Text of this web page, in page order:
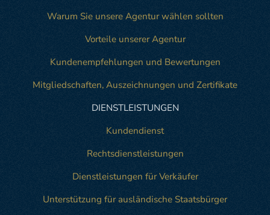
Warum Sie unsere Agentur wählen sollten
Vorteile unserer Agentur
Kundenempfehlungen und Bewertungen
Mitgliedschaften, Auszeichnungen und Zertifikate
DIENSTLEISTUNGEN
Kundendienst
Rechtsdienstleistungen
Dienstleistungen für Verkäufer
Unterstützung für ausländische Staatsbürger